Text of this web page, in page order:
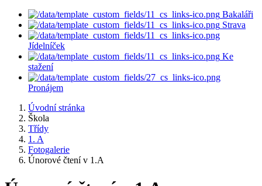
Bakaláři
Strava
Jídelníček
Ke
stažení
Pronájem
Úvodní stránka
Škola
Třídy
1. A
Fotogalerie
Únorové čtení v 1.A